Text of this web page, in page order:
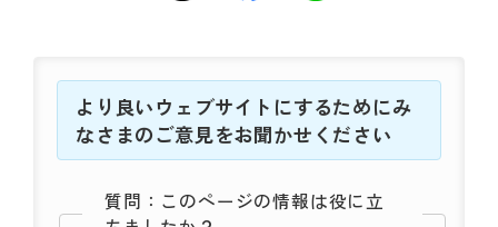
より良いウェブサイトにするためにみ
なさまのご意見をお聞かせください
質問：このページの情報は役に立